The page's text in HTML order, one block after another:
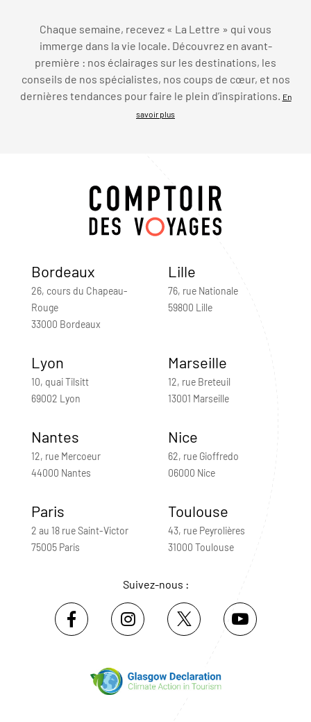
Chaque semaine, recevez « La Lettre » qui vous
immerge dans la vie locale. Découvrez en avant-
première : nos éclairages sur les destinations, les
conseils de nos spécialistes, nos coups de cœur, et nos
dernières tendances pour faire le plein d’inspirations. En
savoir plus
Bordeaux
26, cours du Chapeau-
Rouge
33000 Bordeaux
Lille
76, rue Nationale
59800 Lille
Lyon
10, quai Tilsitt
69002 Lyon
Marseille
12, rue Breteuil
13001 Marseille
Nantes
12, rue Mercoeur
44000 Nantes
Nice
62, rue Gioffredo
06000 Nice
Paris
2 au 18 rue Saint-Victor
75005 Paris
Toulouse
43, rue Peyrolières
31000 Toulouse
Suivez-nous :